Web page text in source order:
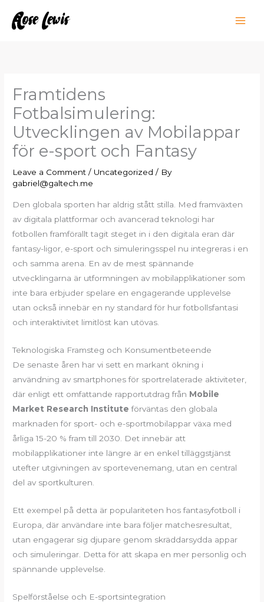
Framtidens
Fotbalsimulering:
Utvecklingen av Mobilappar
för e-sport och Fantasy
Leave a Comment / Uncategorized / By
gabriel@galtech.me
Den globala sporten har aldrig stått stilla. Med framväxten
av digitala plattformar och avancerad teknologi har
fotbollen framförallt tagit steget in i den digitala eran där
fantasy-ligor, e-sport och simuleringsspel nu integreras i en
och samma arena. En av de mest spännande
utvecklingarna är utformningen av mobilapplikationer som
inte bara erbjuder spelare en engagerande upplevelse
utan också innebär en ny standard för hur fotbollsfantasi
och interaktivitet limitlöst kan utövas.
Teknologiska Framsteg och Konsumentbeteende
De senaste åren har vi sett en markant ökning i
användning av smartphones för sportrelaterade aktiviteter,
där enligt ett omfattande rapportutdrag från Mobile
Market Research Institute förväntas den globala
marknaden för sport- och e-sportmobilappar växa med
årliga 15-20 % fram till 2030. Det innebär att
mobilapplikationer inte längre är en enkel tilläggstjänst
utefter utgivningen av sportevenemang, utan en central
del av sportkulturen.
Ett exempel på detta är populariteten hos fantasyfotboll i
Europa, där användare inte bara följer matchesresultat,
utan engagerar sig djupare genom skräddarsydda appar
och simuleringar. Detta för att skapa en mer personlig och
spännande upplevelse.
Spelförståelse och E-sportsintegration